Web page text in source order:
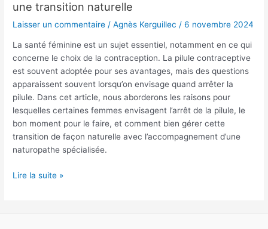
une transition naturelle
Laisser un commentaire /Agnès Kerguillec /6 novembre 2024
La santé féminine est un sujet essentiel, notamment en ce qui
concerne le choix de la contraception. La pilule contraceptive
est souvent adoptée pour ses avantages, mais des questions
apparaissent souvent lorsqu’on envisage quand arrêter la
pilule. Dans cet article, nous aborderons les raisons pour
lesquelles certaines femmes envisagent l’arrêt de la pilule, le
bon moment pour le faire, et comment bien gérer cette
transition de façon naturelle avec l’accompagnement d’une
naturopathe spécialisée.
arrêter
Guide
complet
pour
une
transition
naturelle
Lire la suite »